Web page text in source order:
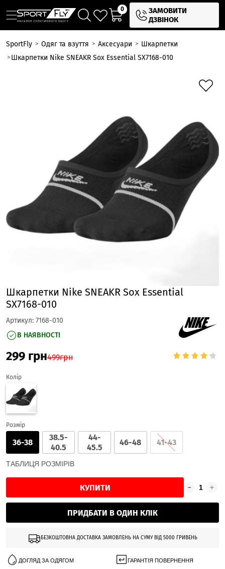
0
ЗАМОВИТИ
ДЗВІНОК
SportFly Одяг та взуття Аксесуари
Шкарпетки
Шкарпетки Nike SNEAKR Sox Essential SX7168-010
Шкарпетки Nike SNEAKR Sox Essential
SX7168-010
Артикул: 7168-010
В НАЯВНОСТІ
299 грн499грн
Колір
Розмір
36-38
38.5-
40.5
44-
45.5
46-48 41-43
ТАБЛИЦЯ РОЗМІРІВ
КУПИТИ
ПРИДБАТИ В ОДИН КЛІК
БЕЗКОШТОВНА ДОСТАВКА ЗАМОВЛЕНЬ НА СУМУ ВІД 5000 ГРИВЕНЬ
ДОГЛЯД ЗА ОДЯГОМ ГАРАНТІЯ ПОВЕРНЕННЯ